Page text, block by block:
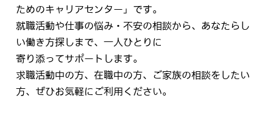
ためのキャリアセンター」です。
就職活動や仕事の悩み・不安の相談から、あなたらし
い働き方探しまで、一人ひとりに
寄り添ってサポートします。
求職活動中の方、在職中の方、ご家族の相談をしたい
方、ぜひお気軽にご利用ください。